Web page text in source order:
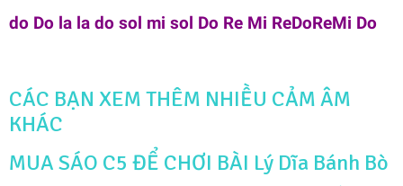
do Do la la do sol mi sol Do Re Mi ReDoReMi Do
CÁC BẠN XEM THÊM NHIỀU CẢM ÂM
KHÁC
MUA SÁO C5 ĐỂ CHƠI BÀI Lý Dĩa Bánh Bò